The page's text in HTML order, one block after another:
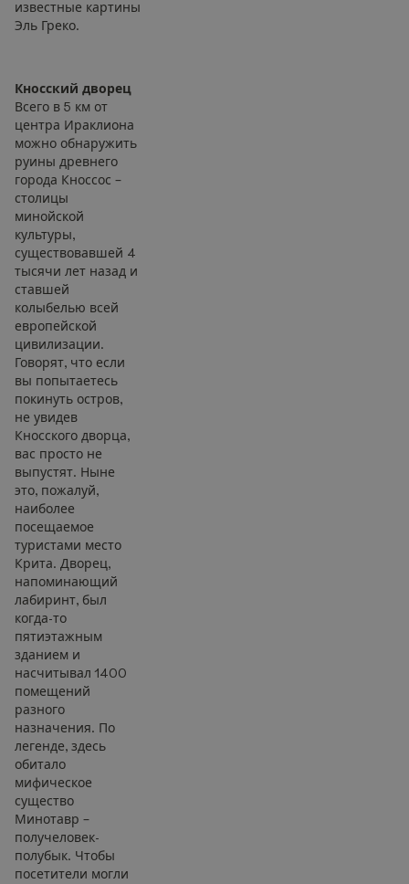
известные картины
Эль Греко.
Кносский дворец
Всего в 5 км от
центра Ираклиона
можно обнаружить
руины древнего
города Кноссос –
столицы
минойской
культуры,
существовавшей 4
тысячи лет назад и
ставшей
колыбелью всей
европейской
цивилизации.
Говорят, что если
вы попытаетесь
покинуть остров,
не увидев
Кносского дворца,
вас просто не
выпустят. Ныне
это, пожалуй,
наиболее
посещаемое
туристами место
Крита. Дворец,
напоминающий
лабиринт, был
когда-то
пятиэтажным
зданием и
насчитывал 1400
помещений
разного
назначения. По
легенде, здесь
обитало
мифическое
существо
Минотавр –
получеловек-
полубык. Чтобы
посетители могли